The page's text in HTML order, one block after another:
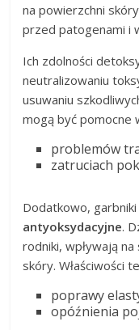
na powierzchni skóry
przed patogenami i
Ich zdolności
neutralizowaniu
usuwaniu
mogą być pomocne
problemów
zatruciach
Dodatkowo,
antyoksydacyjne.
rodniki, wpływają
skóry. Właściwości
poprawy
opóźnienia